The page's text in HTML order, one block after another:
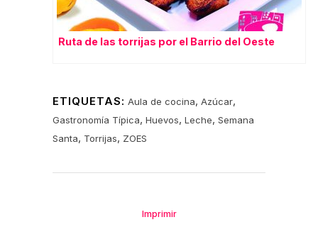
Ruta de las torrijas por el Barrio del Oeste
ETIQUETAS: Aula de cocina, Azúcar,
Gastronomía Típica, Huevos, Leche, Semana
Santa, Torrijas, ZOES
Imprimir